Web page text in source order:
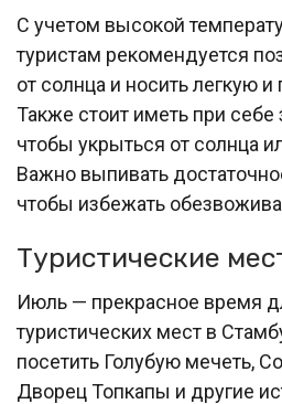
С учетом высокой
туристам рекомендуется
от солнца и носить легкую
Также стоит иметь при
чтобы укрыться от солнца
Важно выпивать
чтобы избежать
Туристические
Июль — прекрасное время
туристических мест в
посетить Голубую мечеть,
Дворец Топкапы и другие